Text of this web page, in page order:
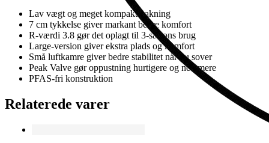
Lav vægt og meget kompakt pakning
7 cm tykkelse giver markant bedre komfort
R-værdi 3.8 gør det oplagt til 3-sæsons brug
Large-version giver ekstra plads og komfort
Små luftkamre giver bedre stabilitet når du sover
Peak Valve gør oppustning hurtigere og nemmere
PFAS-fri konstruktion
Relaterede varer